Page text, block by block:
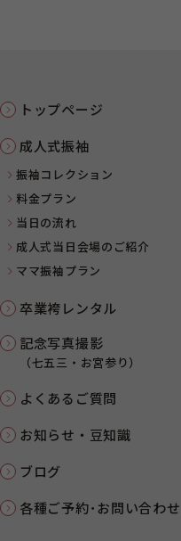
トップページ
成人式振袖
振袖コレクション
料金プラン
当日の流れ
成人式当日会場のご紹介
ママ振袖プラン
卒業袴レンタル
記念写真撮影
（七五三・お宮参り）
よくあるご質問
お知らせ・豆知識
ブログ
各種ご予約･お問い合わせ